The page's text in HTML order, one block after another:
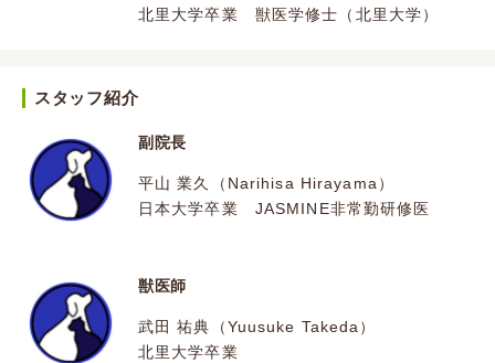
北里大学卒業 獣医学修士（北里大学）
スタッフ紹介
副院長
平山 業久（Narihisa Hirayama）
日本大学卒業 JASMINE非常勤研修医
獣医師
武田 祐典（Yuusuke Takeda）
北里大学卒業